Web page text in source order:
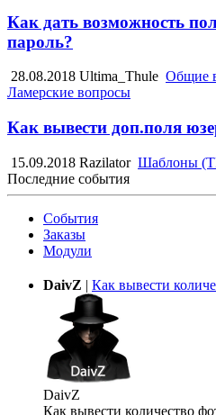
Как дать возможность
пароль?
28.08.2018 Ultima_Thule Общие
Ламерские вопросы
Как вывести доп.поля
15.09.2018 Razilator Шаблоны
Последние события
События
Заказы
Модули
DaivZ | Как вывести
DaivZ
Как вывести количество